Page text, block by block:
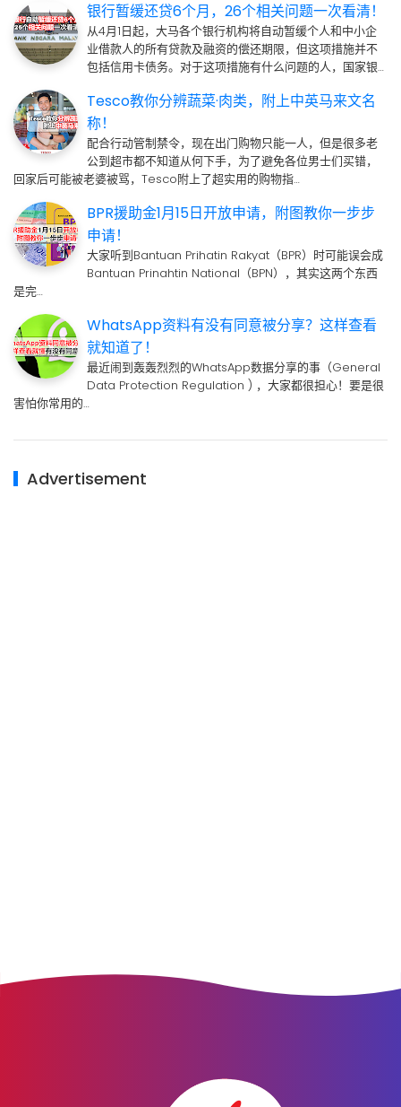
银行暂缓还贷6个月，26个相关问题一次看清！
从4月1日起，大马各个银行机构将自动暂缓个人和中小企
业借款人的所有贷款及融资的偿还期限，但这项措施并不
包括信用卡债务。对于这项措施有什么问题的人，国家银…
Tesco教你分辨蔬菜·肉类，附上中英马来文名
称！
配合行动管制禁令，现在出门购物只能一人，但是很多老
公到超市都不知道从何下手，为了避免各位男士们买错，
回家后可能被老婆被骂，Tesco附上了超实用的购物指…
BPR援助金1月15日开放申请，附图教你一步步
申请！
大家听到Bantuan Prihatin Rakyat（BPR）时可能误会成
Bantuan Prinahtin National（BPN），其实这两个东西
是完…
WhatsApp资料有没有同意被分享？这样查看
就知道了！
最近闹到轰轰烈烈的WhatsApp数据分享的事（General
Data Protection Regulation ) ，大家都很担心！要是很
害怕你常用的…
Advertisement